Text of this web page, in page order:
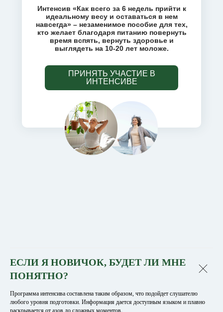
Интенсив «Как всего за 6 недель прийти к
идеальному весу и оставаться в нем
навсегда» – незаменимое пособие для тех,
кто желает благодаря питанию повернуть
время вспять, вернуть здоровье и
выглядеть на 10-20 лет моложе.
ПРИНЯТЬ УЧАСТИЕ В
ИНТЕНСИВЕ
ЕСЛИ Я НОВИЧОК, БУДЕТ ЛИ МНЕ
ПОНЯТНО?
Программа интенсива составлена таким образом, что подойдет слушателю
любого уровня подготовки. Информация дается доступным языком и плавно
раскрывается от азов до сложных моментов.